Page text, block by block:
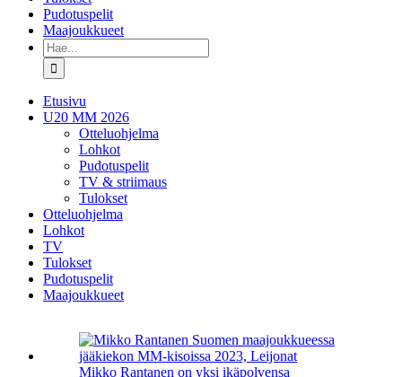
Pudotuspelit
Maajoukkueet
Etsi
...
Etusivu
U20 MM 2026
Otteluohjelma
Lohkot
Pudotuspelit
TV & striimaus
Tulokset
Otteluohjelma
Lohkot
TV
Tulokset
Pudotuspelit
Maajoukkueet
isompanaMikko Rantanen on yksi ikäpolvensa